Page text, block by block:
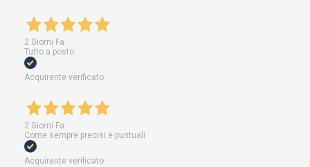
2 Giorni Fa
Tutto a posto
Acquirente verificato
2 Giorni Fa
Come sempre precisi e puntuali
Acquirente verificato